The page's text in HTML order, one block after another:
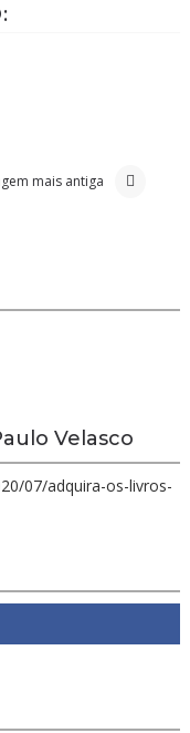
mais antiga
Velasco
07/adquira-os-livros-